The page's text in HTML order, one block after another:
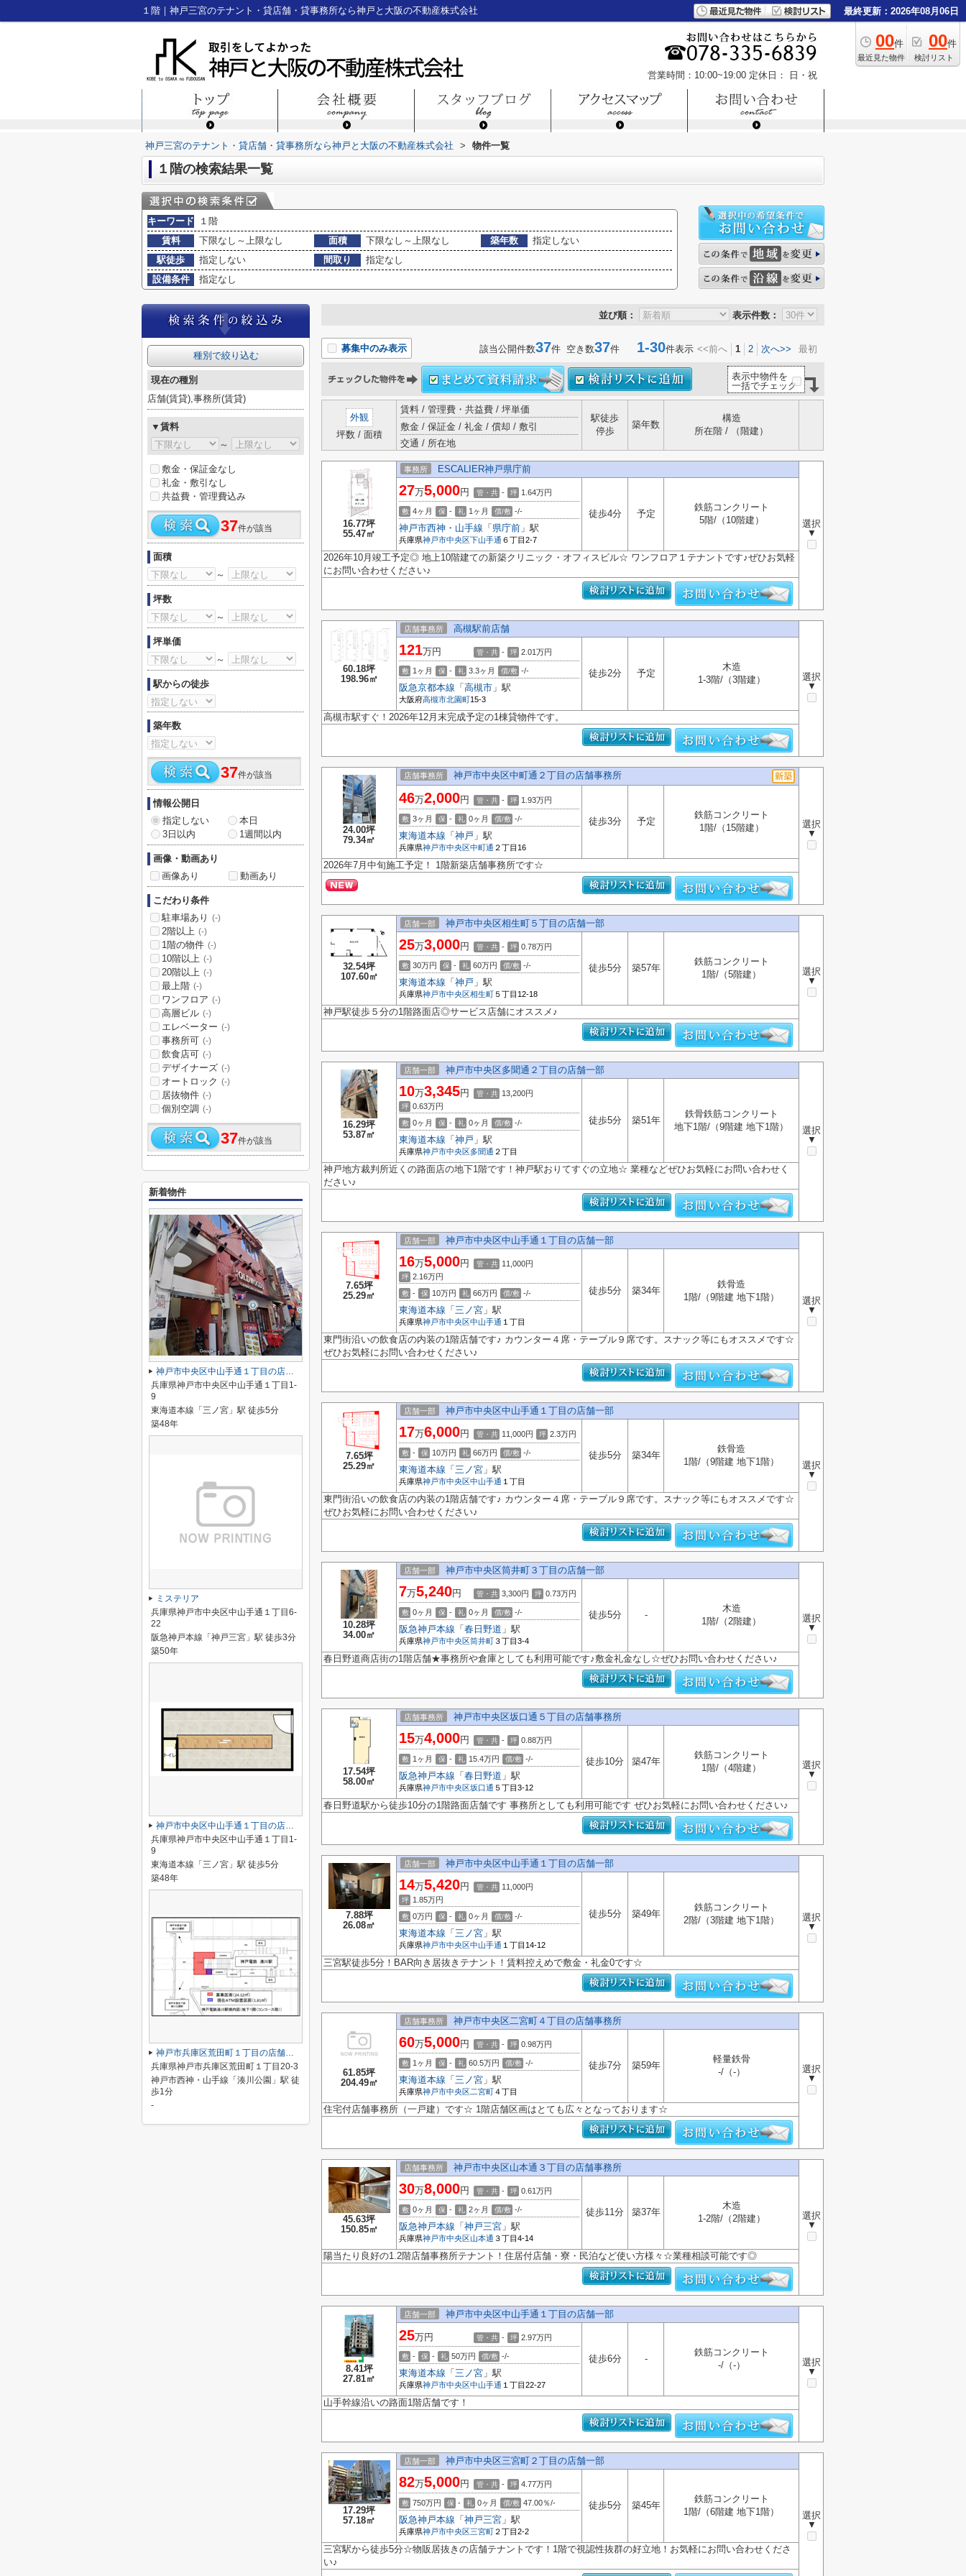
１階｜神戸三宮のテナント・貸店舗・貸事務所なら神戸と大阪の不動産株式会社 最終更新：2026年08月06日
00件
最近見た物件
00件
検討リスト
営業時間：10:00~19:00 定休日： 日・祝
神戸三宮のテナント・貸店舗・貸事務所なら神戸と大阪の不動産株式会社 > 物件一覧
１階の検索結果一覧
キーワード
１階
賃料
下限なし～上限なし 面積 下限なし～上限なし 築年数
指定しない
駅徒歩
指定しない 間取り
指定なし
設備条件
指定なし
並び順： 表示件数：
募集中のみ表示 該当公開件数37件 空き数37件 1-30件表示 <<前へ 1 2 次へ>> 最初
表示中物件を
一括でチェック
外観
坪数 / 面積
賃料 / 管理費・共益費 / 坪単価
敷金 / 保証金 / 礼金 / 償却 / 敷引
交通 / 所在地
駅徒歩
停歩
築年数
構造
所在階 / （階建）
16.77坪
55.47㎡
事務所 ESCALIER神戸県庁前
選択
▼
27万5,000円 管・共 - 坪 1.64万円
敷 4ヶ月 保 - 礼 1ヶ月 償/敷 -/-
神戸市西神・山手線 「 県庁前 」駅
兵庫県神戸市中央区下山手通 ６丁目2-7
徒歩4分 予定
鉄筋コンクリート
5階/（10階建）
2026年10月竣工予定◎ 地上10階建ての新築クリニック・オフィスビル☆ ワンフロア１テナントです♪ぜひお気軽
にお問い合わせください♪
60.18坪
198.96㎡
店舗事務所 高槻駅前店舗
選択
▼
121万円 管・共 - 坪 2.01 万円
敷 1ヶ月 保 - 礼 3.3ヶ月 償/敷 -/-
阪急京都本線 「 高槻市 」駅
大阪府高槻市北園町15-3
徒歩2分 予定
木造
1-3階/（3階建）
高槻市駅すぐ！2026年12月末完成予定の1棟貸物件です。
24.00坪
79.34㎡
店舗事務所 神戸市中央区中町通２丁目の店舗事務所
選択
▼
46万2,000円 管・共 - 坪 1.93万円
敷 3ヶ月 保 - 礼 0ヶ月 償/敷 -/-
東海道本線 「 神戸 」駅
兵庫県神戸市中央区中町通 ２丁目16
徒歩3分 予定
鉄筋コンクリート
1階/（15階建）
2026年7月中旬施工予定！ 1階新築店舗事務所です☆
32.54坪
107.60㎡
店舗一部 神戸市中央区相生町５丁目の店舗一部
選択
▼
25万3,000円 管・共 - 坪 0.78万円
敷 30万円 保 - 礼 60万円 償/敷 -/-
東海道本線 「 神戸 」駅
兵庫県神戸市中央区相生町 ５丁目12-18
徒歩5分 築57年
鉄筋コンクリート
1階/（5階建）
神戸駅徒歩５分の1階路面店◎サービス店舗にオススメ♪
16.29坪
53.87㎡
店舗一部 神戸市中央区多聞通２丁目の店舗一部
選択
▼
10万3,345円 管・共 13,200円
坪 0.63万円
敷 0ヶ月 保 - 礼 0ヶ月 償/敷 -/-
東海道本線 「 神戸 」駅
兵庫県神戸市中央区 多聞通 ２丁目
徒歩5分 築51年
鉄骨鉄筋コンクリート
地下1階/（9階建 地下1階）
神戸地方裁判所近くの路面店の地下1階です！神戸駅おりてすぐの立地☆ 業種などぜひお気軽にお問い合わせく
ださい♪
7.65坪
25.29㎡
店舗一部 神戸市中央区中山手通１丁目の店舗一部
選択
▼
16万5,000円 管・共 11,000円
坪 2.16万円
敷 - 保 10万円 礼 66万円 償/敷 -/-
東海道本線 「 三ノ宮 」駅
兵庫県神戸市中央区中山手通 １丁目
徒歩5分 築34年
鉄骨造
1階/（9階建 地下1階）
東門街沿いの飲食店の内装の1階店舗です♪ カウンター４席・テーブル９席です。スナック等にもオススメです☆
ぜひお気軽にお問い合わせください♪
7.65坪
25.29㎡
店舗一部 神戸市中央区中山手通１丁目の店舗一部
選択
▼
17万6,000円 管・共 11,000円 坪 2.3万円
敷 - 保 10万円 礼 66万円 償/敷 -/-
東海道本線 「 三ノ宮 」駅
兵庫県神戸市中央区中山手通 １丁目
徒歩5分 築34年
鉄骨造
1階/（9階建 地下1階）
東門街沿いの飲食店の内装の1階店舗です♪ カウンター４席・テーブル９席です。スナック等にもオススメです☆
ぜひお気軽にお問い合わせください♪
10.28坪
34.00㎡
店舗一部 神戸市中央区筒井町３丁目の店舗一部
選択
▼
7万5,240円 管・共 3,300円 坪 0.73万円
敷 0ヶ月 保 - 礼 0ヶ月 償/敷 -/-
阪急神戸本線 「 春日野道 」駅
兵庫県神戸市中央区筒井町 ３丁目3-4
徒歩5分 -
木造
1階/（2階建）
春日野道商店街の1階店舗★事務所や倉庫としても利用可能です♪敷金礼金なし☆ぜひお問い合わせください♪
17.54坪
58.00㎡
店舗事務所 神戸市中央区坂口通５丁目の店舗事務所
選択
▼
15万4,000円 管・共 - 坪 0.88万円
敷 1ヶ月 保 - 礼 15.4万円 償/敷 -/-
阪急神戸本線 「 春日野道 」駅
兵庫県神戸市中央区坂口通 ５丁目3-12
徒歩10分 築47年
鉄筋コンクリート
1階/（4階建）
春日野道駅から徒歩10分の1階路面店舗です 事務所としても利用可能です ぜひお気軽にお問い合わせください♪
7.88坪
26.08㎡
店舗一部 神戸市中央区中山手通１丁目の店舗一部
選択
▼
14万5,420円 管・共 11,000円
坪 1.85万円
敷 0万円 保 - 礼 0ヶ月 償/敷 -/-
東海道本線 「 三ノ宮 」駅
兵庫県神戸市中央区中山手通 １丁目14-12
徒歩5分 築49年
鉄筋コンクリート
2階/（3階建 地下1階）
三宮駅徒歩5分！BAR向き居抜きテナント！賃料控えめで敷金・礼金0です☆
61.85坪
204.49㎡
店舗事務所 神戸市中央区二宮町４丁目の店舗事務所
選択
▼
60万5,000円 管・共 - 坪 0.98万円
敷 1ヶ月 保 - 礼 60.5万円 償/敷 -/-
東海道本線 「 三ノ宮 」駅
兵庫県神戸市中央区 二宮町 ４丁目
徒歩7分 築59年
軽量鉄骨
-/（-）
住宅付店舗事務所（一戸建）です☆ 1階店舗区画はとても広々となっております☆
45.63坪
150.85㎡
店舗事務所 神戸市中央区山本通３丁目の店舗事務所
選択
▼
30万8,000円 管・共 - 坪 0.61 万円
敷 0ヶ月 保 - 礼 2ヶ月 償/敷 -/-
阪急神戸本線 「 神戸三宮 」駅
兵庫県神戸市中央区山本通 ３丁目4-14
徒歩11分 築37年
木造
1-2階/（2階建）
陽当たり良好の1.2階店舗事務所テナント！住居付店舗・寮・民泊など使い方様々☆業種相談可能です◎
8.41坪
27.81㎡
店舗一部 神戸市中央区中山手通１丁目の店舗一部
選択
▼
25万円 管・共 - 坪 2.97万円
敷 - 保 - 礼 50万円 償/敷 -/-
東海道本線 「 三ノ宮 」駅
兵庫県神戸市中央区中山手通 １丁目22-27
徒歩6分 -
鉄筋コンクリート
-/（-）
山手幹線沿いの路面1階店舗です！
17.29坪
57.18㎡
店舗一部 神戸市中央区三宮町２丁目の店舗一部
選択
▼
82万5,000円 管・共 - 坪 4.77万円
敷 750万円 保 - 礼 0ヶ月 償/敷 47.00％/-
阪急神戸本線 「 神戸三宮 」駅
兵庫県神戸市中央区 三宮町 ２丁目2-2
徒歩5分 築45年
鉄筋コンクリート
1階/（6階建 地下1階）
三宮駅から徒歩5分☆物販居抜きの店舗テナントです！1階で視認性抜群の好立地！お気軽にお問い合わせくださ
い♪
種別で絞り込む
現在の種別
店舗(賃貸),事務所(賃貸)
▼賃料
～
敷金・保証金なし
礼金・敷引なし
共益費・管理費込み
37件が該当
面積
～
坪数
～
坪単価
～
駅からの徒歩
築年数
37件が該当
情報公開日
指定しない
本日
3日以内
1週間以内
画像・動画あり
画像あり
動画あり
こだわり条件
駐車場あり
(-)
2階以上 (-)
1階の物件 (-)
10階以上 (-)
20階以上 (-)
最上階 (-)
ワンフロア (-)
高層ビル (-)
エレベーター (-)
事務所可 (-)
飲食店可 (-)
デザイナーズ (-)
オートロック (-)
居抜物件 (-)
個別空調 (-)
37件が該当
新着物件
神戸市中央区中山手通１丁目の店舗一部
兵庫県神戸市中央区中山手通１丁目1-
9
東海道本線「三ノ宮」駅 徒歩5分
築48年
ミステリア
兵庫県神戸市中央区中山手通１丁目6-
22
阪急神戸本線「神戸三宮」駅 徒歩3分
築50年
神戸市中央区中山手通１丁目の店舗一部
兵庫県神戸市中央区中山手通１丁目1-
9
東海道本線「三ノ宮」駅 徒歩5分
築48年
神戸市兵庫区荒田町１丁目の店舗一部
兵庫県神戸市兵庫区荒田町１丁目20-3
神戸市西神・山手線「湊川公園」駅 徒
歩1分
-